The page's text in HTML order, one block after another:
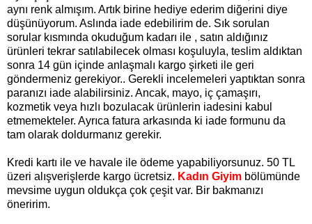
aynı renk almışım. Artık birine hediye ederim diğerini diye
düşünüyorum. Aslında iade edebilirim de. Sık sorulan
sorular kısmında okuduğum kadarı ile , satın aldığınız
ürünleri tekrar satılabilecek olması koşuluyla, teslim aldıktan
sonra 14 gün içinde anlaşmalı kargo şirketi ile geri
göndermeniz gerekiyor.. Gerekli incelemeleri yaptıktan sonra
paranızı iade alabilirsiniz. Ancak, mayo, iç çamaşırı,
kozmetik veya hızlı bozulacak ürünlerin iadesini kabul
etmemekteler. Ayrıca fatura arkasında ki iade formunu da
tam olarak doldurmanız gerekir.
Kredi kartı ile ve havale ile ödeme yapabiliyorsunuz. 50 TL
üzeri alışverişlerde kargo ücretsiz. Kadın Giyim bölümünde
mevsime uygun oldukça çok çeşit var. Bir bakmanızı
öneririm.